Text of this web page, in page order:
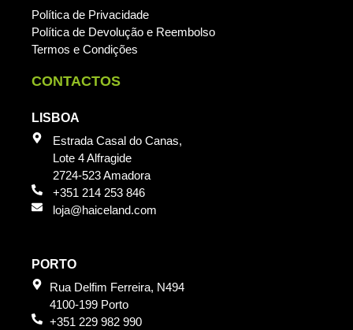
Política de Privacidade
Política de Devolução e Reembolso
Termos e Condições
CONTACTOS
LISBOA
Estrada Casal do Canas,
Lote 4 Alfragide
2724-523 Amadora
+351 214 253 846
loja@haiceland.com
PORTO
Rua Delfim Ferreira, N494
4100-199 Porto
+351 229 982 990